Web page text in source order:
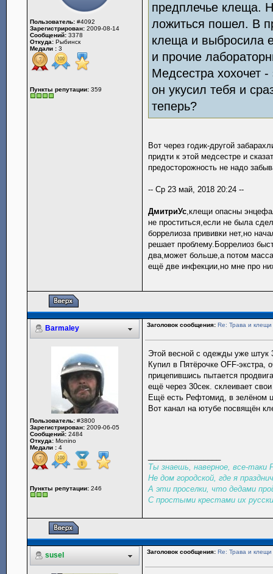
Пользователь: #4092
Зарегистрирован: 2009-08-14
Сообщений: 3378
Откуда: Рыбинск
Медали : 3
Пункты репутации: 359
предплечье клеща.
ложиться пошел. В
клеща и выбросила
и прочие
Медсестра хохочет
он укусил тебя и
теперь?
Вот через годик-другой
придти к этой медсестре и
предосторожность не надо
-- Ср 23 май, 2018 20:24 --
ДмитриУс,клещи опасны
не проститься,если не была
боррелиоза прививки нет,но
решает проблему.Боррелиоз
два,может больше,а потом
ещё две инфекции,но мне про
Barmaley Заголовок сообщения: Re: Трава и клещи
Пользователь: #3800
Зарегистрирован: 2009-06-05
Сообщений: 2484
Откуда: Monino
Медали : 4
Пункты репутации: 246
Этой весной с одежды уже штук
Купил в Пятёрочке OFF-
прицепившись пытается
ещё через 30сек. склеивает
Ещё есть Рефтомид, в зелёном
Вот канал на ютубе посвящён
Ты знаешь, наверное, все-таки
Не дом городской, где я
А эти проселки, что дедами
С простыми крестами их
susel Заголовок сообщения: Re: Трава и клещи